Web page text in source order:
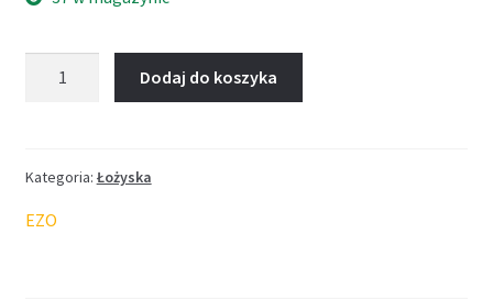
Dodaj do koszyka
Kategoria: Łożyska
EZO